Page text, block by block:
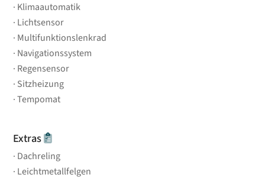
Klimaautomatik
Lichtsensor
Multifunktionslenkrad
Navigationssystem
Regensensor
Sitzheizung
Tempomat
Extras
Dachreling
Leichtmetallfelgen